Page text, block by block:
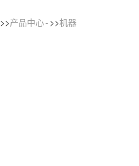
>>产品中心 >>机器